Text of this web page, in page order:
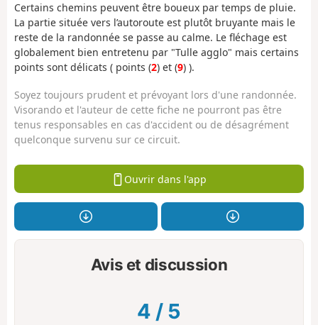
Certains chemins peuvent être boueux par temps de pluie.
La partie située vers l’autoroute est plutôt bruyante mais le
reste de la randonnée se passe au calme. Le fléchage est
globalement bien entretenu par "Tulle agglo" mais certains
points sont délicats ( points (2) et (9) ).
Soyez toujours prudent et prévoyant lors d'une randonnée.
Visorando et l'auteur de cette fiche ne pourront pas être
tenus responsables en cas d'accident ou de désagrément
quelconque survenu sur ce circuit.
Ouvrir dans l'app
Avis et discussion
4 / 5